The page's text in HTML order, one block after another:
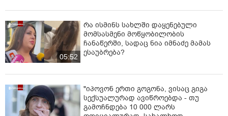
05:52
რა ისმინს სახლში დაყენებული
მომსასმენი მოწყობილობის
ჩანაწერში, სადაც ნია იმნაძე მამას
ესაუბრება?
"იპოვონ ერთი გოგონა, ვისაც გიგა
სექსუალურად ავიწროებდა - თუ
გამოჩნდება 10 000 ლარს